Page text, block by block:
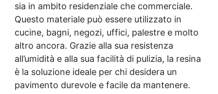
sia in ambito residenziale che commerciale.
Questo materiale può essere utilizzato in
cucine, bagni, negozi, uffici, palestre e molto
altro ancora. Grazie alla sua resistenza
all’umidità e alla sua facilità di pulizia, la resina
è la soluzione ideale per chi desidera un
pavimento durevole e facile da mantenere.